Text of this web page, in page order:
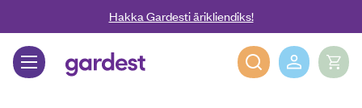
Liigu edasi põhisisu juurdeHakka Gardesti ärikliendiks!
Gardest